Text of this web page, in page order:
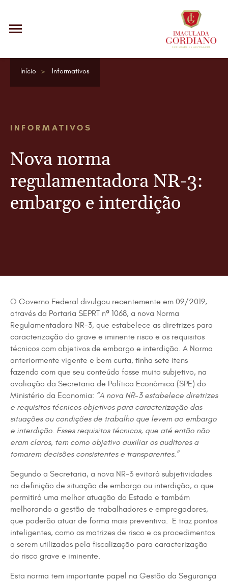
Início Informativos
INFORMATIVOS
Nova norma
regulamentadora NR-3:
embargo e interdição
O Governo Federal divulgou recentemente em 09/2019,
através da Portaria SEPRT nº 1068, a nova Norma
Regulamentadora NR-3, que estabelece as diretrizes para
caracterização do grave e iminente risco e os requisitos
técnicos com objetivos de embargo e interdição. A Norma
anteriormente vigente e bem curta, tinha sete itens
fazendo com que seu conteúdo fosse muito subjetivo, na
avaliação da Secretaria de Política Econômica (SPE) do
Ministério da Economia: “A nova NR-3 estabelece diretrizes
e requisitos técnicos objetivos para caracterização das
situações ou condições de trabalho que levem ao embargo
e interdição. Esses requisitos técnicos, que até então não
eram claros, tem como objetivo auxiliar os auditores a
tomarem decisões consistentes e transparentes.”
Segundo a Secretaria, a nova NR-3 evitará subjetividades
na definição de situação de embargo ou interdição, o que
permitirá uma melhor atuação do Estado e também
melhorando a gestão de trabalhadores e empregadores,
que poderão atuar de forma mais preventiva. E traz pontos
inteligentes, como as matrizes de risco e os procedimentos
a serem utilizados pela fiscalização para caracterização
do risco grave e iminente.
Esta norma tem importante papel na Gestão da Segurança